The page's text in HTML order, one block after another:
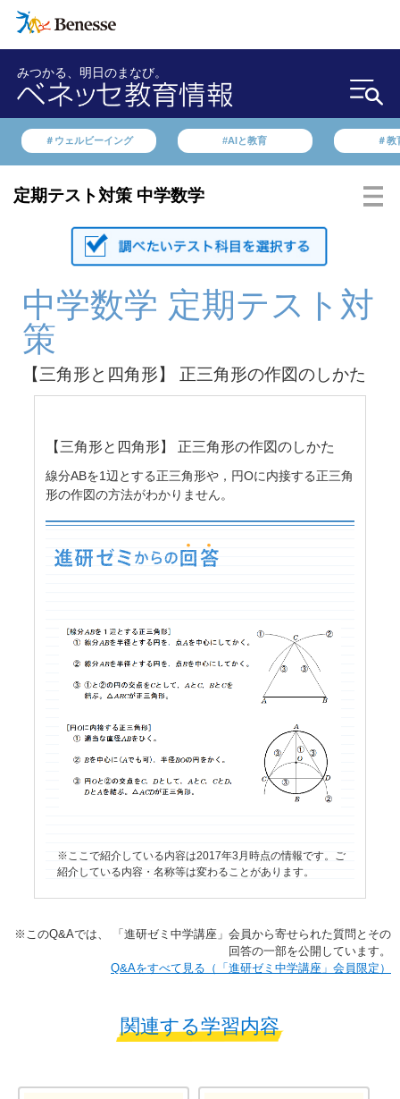
みつかる、明日のまなび。
＃ウェルビーイング #AIと教育 ＃教
定期テスト対策 中学数学
中学数学 定期テスト対
策
【三角形と四角形】 正三角形の作図のしかた
【三角形と四角形】 正三角形の作図のしかた
線分ABを1辺とする正三角形や，円Oに内接する正三角
形の作図の方法がわかりません。
ここで紹介している内容は2017年3月時点の情報です。ご
紹介している内容・名称等は変わることがあります。
※​このQ&Aでは、​ 「進研ゼミ中学講座」​会員から寄せられた質問とその
回答の一部を公開しています。​
​​Q&Aをすべて見る（「進研ゼミ中学講座」会員限定）
関連する学習内容